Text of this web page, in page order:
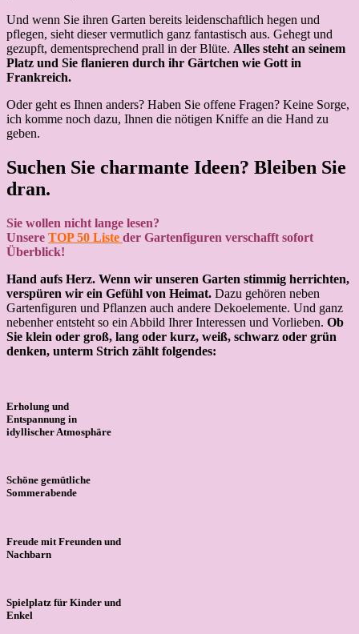
Und wenn Sie ihren Garten bereits leidenschaftlich hegen und
pflegen, sieht dieser vermutlich ganz fantastisch aus. Gehegt und
gezupft, dementsprechend prall in der Blüte. Alles steht an seinem
Platz und Sie flanieren durch ihr Gärtchen wie Gott in
Frankreich.
Oder geht es Ihnen anders? Haben Sie offene Fragen? Keine Sorge,
ich komme noch dazu, Ihnen die nötigen Kniffe an die Hand zu
geben.
Suchen Sie charmante Ideen? Bleiben Sie
dran.
Sie wollen nicht lange lesen?
Unsere TOP 50 Liste der Gartenfiguren verschafft sofort
Überblick!
Hand aufs Herz. Wenn wir unseren Garten stimmig herrichten,
verspüren wir ein Gefühl von Heimat. Dazu gehören neben
Gartenfiguren und Pflanzen auch andere Dekoelemente. Und ganz
nebenher entsteht so ein Abbild Ihrer Interessen und Vorlieben. Ob
Sie klein oder groß, lang oder kurz, weiß, schwarz oder grün
denken, unterm Strich zählt folgendes:
Erholung und
Entspannung in
idyllischer Atmosphäre
Schöne gemütliche
Sommerabende
Freude mit Freunden und
Nachbarn
Spielplatz für Kinder und
Enkel